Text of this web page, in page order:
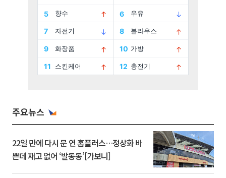
주요뉴스
22일 만에 다시 문 연 홈플러스…정상화 바
쁜데 재고 없어 ‘발동동’[가보니]